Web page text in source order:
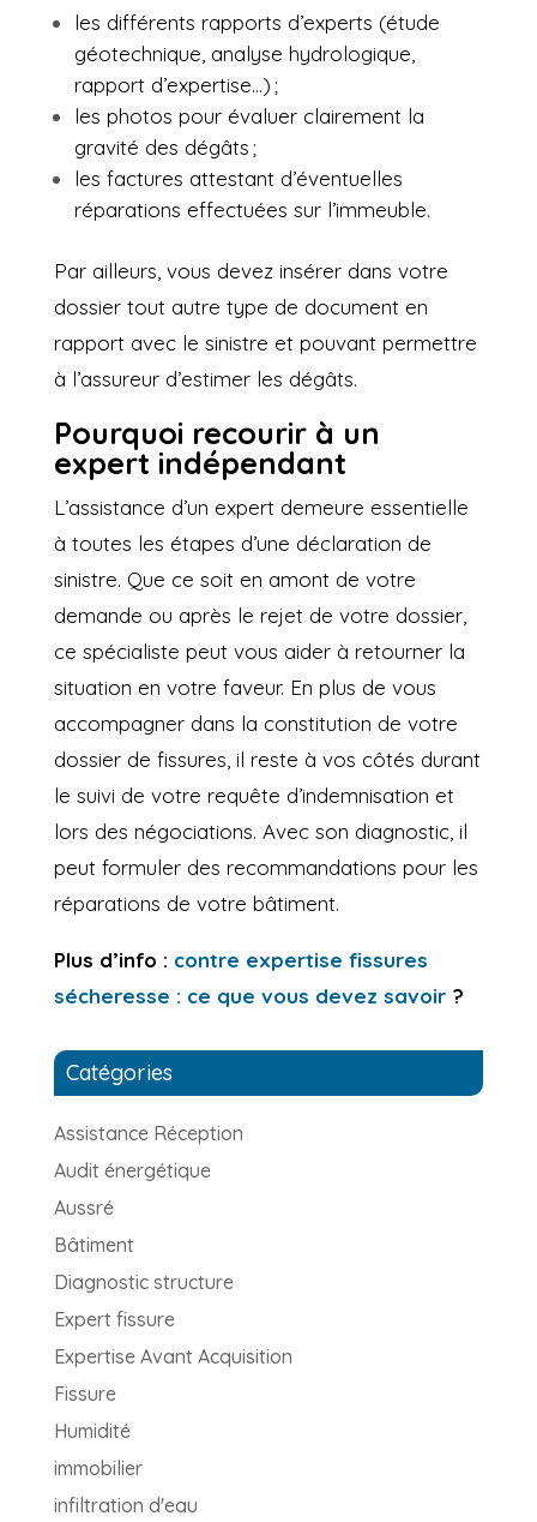
les différents rapports d’experts (étude
géotechnique, analyse hydrologique,
rapport d’expertise…) ;
les photos pour évaluer clairement la
gravité des dégâts ;
les factures attestant d’éventuelles
réparations effectuées sur l’immeuble.
Par ailleurs, vous devez insérer dans votre
dossier tout autre type de document en
rapport avec le sinistre et pouvant permettre
à l’assureur d’estimer les dégâts.
Pourquoi recourir à un
expert indépendant
L’assistance d’un expert demeure essentielle
à toutes les étapes d’une déclaration de
sinistre. Que ce soit en amont de votre
demande ou après le rejet de votre dossier,
ce spécialiste peut vous aider à retourner la
situation en votre faveur. En plus de vous
accompagner dans la constitution de votre
dossier de fissures, il reste à vos côtés durant
le suivi de votre requête d’indemnisation et
lors des négociations. Avec son diagnostic, il
peut formuler des recommandations pour les
réparations de votre bâtiment.
Plus d’info : contre expertise fissures
sécheresse : ce que vous devez savoir?
Catégories
Assistance Réception
Audit énergétique
Aussré
Bâtiment
Diagnostic structure
Expert fissure
Expertise Avant Acquisition
Fissure
Humidité
immobilier
infiltration d'eau